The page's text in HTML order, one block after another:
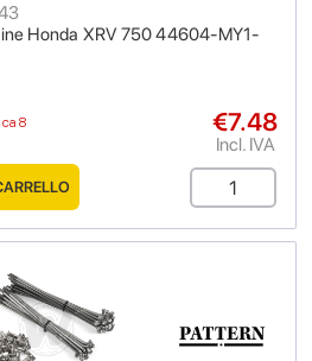
Honda XRV 750 44604-MY1-
8
€7.48
Incl. IVA